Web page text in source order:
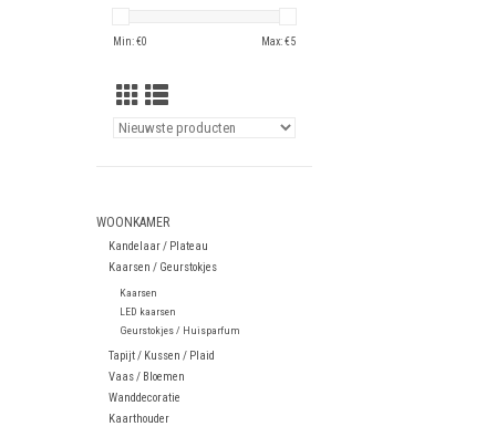
Min: €0 Max: €5
WOONKAMER
Kandelaar / Plateau
Kaarsen / Geurstokjes
Kaarsen
LED kaarsen
Geurstokjes / Huisparfum
Tapijt / Kussen / Plaid
Vaas / Bloemen
Wanddecoratie
Kaarthouder